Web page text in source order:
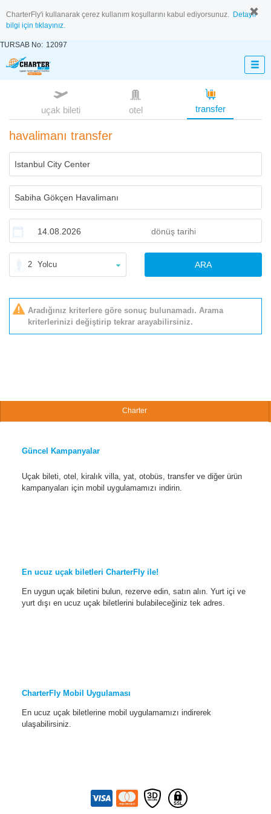
CharterFly'i kullanarak çerez kullanım koşullarını kabul ediyorsunuz. Detaylı
bilgi için tıklayınız.
TURSAB No: 12097
uçak bileti otel transfer
havalimanı transfer
2 Yolcu ARA
Aradığınız kriterlere göre sonuç bulunamadı. Arama
kriterlerinizi değiştirip tekrar arayabilirsiniz.
Charter
Güncel Kampanyalar
Uçak bileti, otel, kiralık villa, yat, otobüs, transfer ve diğer ürün
kampanyaları için mobil uygulamamızı indirin.
En ucuz uçak biletleri CharterFly ile!
En uygun uçak biletini bulun, rezerve edin, satın alın. Yurt içi ve
yurt dışı en ucuz uçak biletlerini bulabileceğiniz tek adres.
CharterFly Mobil Uygulaması
En ucuz uçak biletlerine mobil uygulamamızı indirerek
ulaşabilirsiniz.